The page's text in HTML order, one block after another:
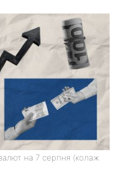
на 7 серпня (колаж